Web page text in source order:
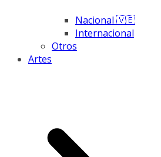
Nacional 🇻🇪
Internacional
Otros
Artes